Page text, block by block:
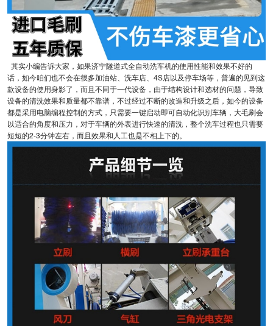
其实小编告诉大家，如果济宁隧道式全自动洗车机的使用性能和效果不好的
话，如今咱们也不会在很多加油站、洗车店、4S店以及停车场等，普遍的见到这
款设备的使用身影了，而且不同于一代设备，由于结构设计和选材的问题，导致
设备的清洗效果和质量都不靠谱，不过经过不断的改造和升级之后，如今的设备
都是采用电脑编程控制的方式，只需要一键启动即可自动化识别车辆，大毛刷会
以适合的角度和压力，对于车辆的外表进行快速的清洗，整个洗车过程也只需要
短短的2-3分钟左右，而且效果和人工也是不相上下的。